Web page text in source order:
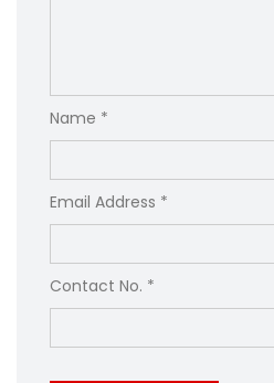
Name *
Email Address *
Contact No. *